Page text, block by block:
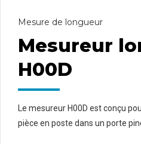
Mesure de longueur
Mesureur
H00D
Le mesureur H00D est conçu
pièce en poste dans un porte